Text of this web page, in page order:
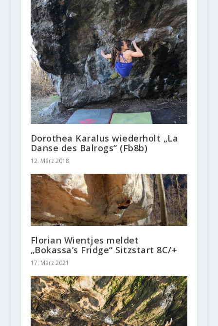
Dorothea Karalus wiederholt „La
Danse des Balrogs“ (Fb8b)
12. März 2018
Florian Wientjes meldet
„Bokassa’s Fridge“ Sitzstart 8C/+
17. März 2021